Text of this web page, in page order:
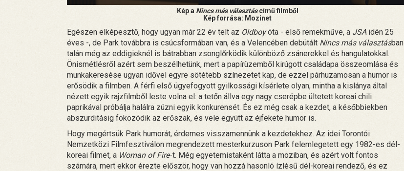
Kép a Nincs más választáscímű filmből
Kép forrása: Mozinet
Egészen elképesztő, hogy ugyan már 22 év telt az Oldboyóta - első remekműve, a JSA idén 25
éves -, de Park továbbra is csúcsformában van, és a Velencében debütált Nincs más választásban
talán még az eddigieknél is bátrabban zsonglőrködik különböző zsánerekkel és hangulatokkal.
Önismétlésről azért sem beszélhetünk, mert a papírüzemből kirúgott családapa összeomlása és
munkakeresése ugyan idővel egyre sötétebb színezetet kap, de ezzel párhuzamosan a humor is
erősödik a filmben. A férfi első ügyefogyott gyilkossági kísérlete olyan, mintha a kislánya által
nézett egyik rajzfilmből leste volna el: a tetőn állva egy nagy cserépbe ültetett koreai chili
paprikával próbálja halálra zúzni egyik konkurensét. És ez még csak a kezdet, a későbbiekben
abszurditásig fokozódik az erőszak, és vele együtt az éjfekete humor is.
Hogy megértsük Park humorát, érdemes visszamennünk a kezdetekhez. Az idei Torontói
Nemzetközi Filmfesztiválon megrendezett mesterkurzuson Park felemlegetett egy 1982-es dél-
koreai filmet, a Woman of Fire-t. Még egyetemistaként látta a moziban, és azért volt fontos
számára, mert ekkor érezte először, hogy van hozzá hasonló ízlésű dél-koreai rendező, és ez